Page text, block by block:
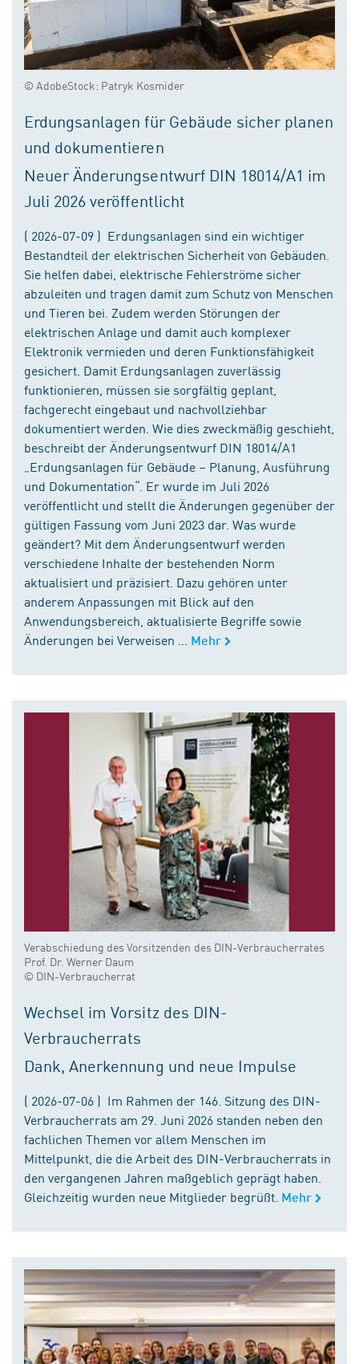
© AdobeStock: Patryk Kosmider
Erdungsanlagen für Gebäude sicher planen
und dokumentieren
Neuer Änderungsentwurf DIN 18014/A1 im
Juli 2026 veröffentlicht
( 2026-07-09 ) Erdungsanlagen sind ein wichtiger
Bestandteil der elektrischen Sicherheit von Gebäuden.
Sie helfen dabei, elektrische Fehlerströme sicher
abzuleiten und tragen damit zum Schutz von Menschen
und Tieren bei. Zudem werden Störungen der
elektrischen Anlage und damit auch komplexer
Elektronik vermieden und deren Funktionsfähigkeit
gesichert. Damit Erdungsanlagen zuverlässig
funktionieren, müssen sie sorgfältig geplant,
fachgerecht eingebaut und nachvollziehbar
dokumentiert werden. Wie dies zweckmäßig geschieht,
beschreibt der Änderungsentwurf DIN 18014/A1
„Erdungsanlagen für Gebäude – Planung, Ausführung
und Dokumentation“. Er wurde im Juli 2026
veröffentlicht und stellt die Änderungen gegenüber der
gültigen Fassung vom Juni 2023 dar. Was wurde
geändert? Mit dem Änderungsentwurf werden
verschiedene Inhalte der bestehenden Norm
aktualisiert und präzisiert. Dazu gehören unter
anderem Anpassungen mit Blick auf den
Anwendungsbereich, aktualisierte Begriffe sowie
Änderungen bei Verweisen ...
Mehr
Verabschiedung des Vorsitzenden des DIN-Verbraucherrates
Prof. Dr. Werner Daum
© DIN-Verbraucherrat
Wechsel im Vorsitz des DIN-
Verbraucherrats
Dank, Anerkennung und neue Impulse
( 2026-07-06 ) Im Rahmen der 146. Sitzung des DIN-
Verbraucherrats am 29. Juni 2026 standen neben den
fachlichen Themen vor allem Menschen im
Mittelpunkt, die die Arbeit des DIN-Verbraucherrats in
den vergangenen Jahren maßgeblich geprägt haben.
Gleichzeitig wurden neue Mitglieder begrüßt. Mehr